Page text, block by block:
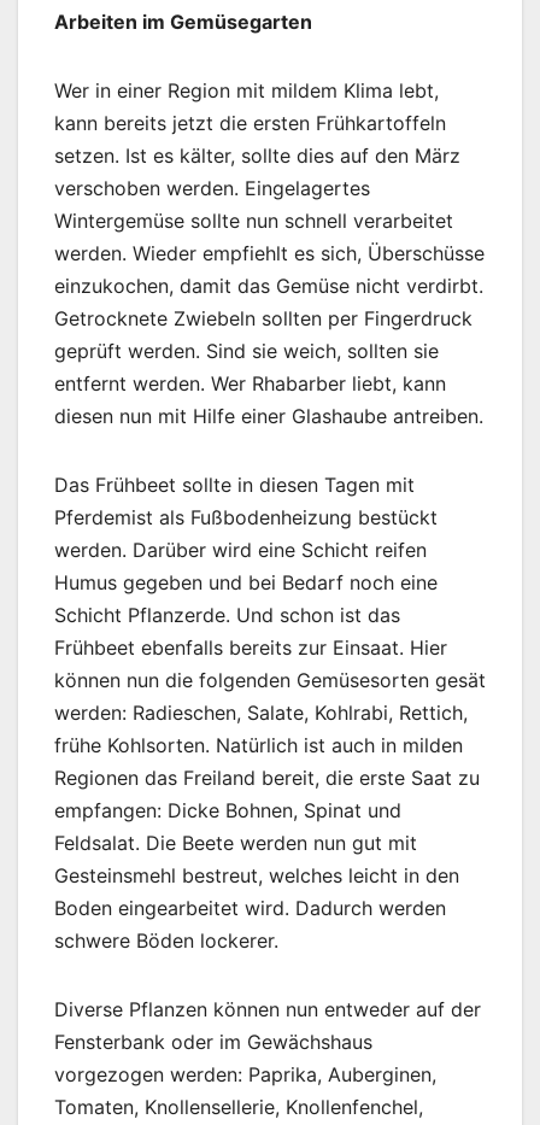
Arbeiten im Gemüsegarten
Wer in einer Region mit mildem Klima lebt,
kann bereits jetzt die ersten Frühkartoffeln
setzen. Ist es kälter, sollte dies auf den März
verschoben werden. Eingelagertes
Wintergemüse sollte nun schnell verarbeitet
werden. Wieder empfiehlt es sich, Überschüsse
einzukochen, damit das Gemüse nicht verdirbt.
Getrocknete Zwiebeln sollten per Fingerdruck
geprüft werden. Sind sie weich, sollten sie
entfernt werden. Wer Rhabarber liebt, kann
diesen nun mit Hilfe einer Glashaube antreiben.
Das Frühbeet sollte in diesen Tagen mit
Pferdemist als Fußbodenheizung bestückt
werden. Darüber wird eine Schicht reifen
Humus gegeben und bei Bedarf noch eine
Schicht Pflanzerde. Und schon ist das
Frühbeet ebenfalls bereits zur Einsaat. Hier
können nun die folgenden Gemüsesorten gesät
werden: Radieschen, Salate, Kohlrabi, Rettich,
frühe Kohlsorten. Natürlich ist auch in milden
Regionen das Freiland bereit, die erste Saat zu
empfangen: Dicke Bohnen, Spinat und
Feldsalat. Die Beete werden nun gut mit
Gesteinsmehl bestreut, welches leicht in den
Boden eingearbeitet wird. Dadurch werden
schwere Böden lockerer.
Diverse Pflanzen können nun entweder auf der
Fensterbank oder im Gewächshaus
vorgezogen werden: Paprika, Auberginen,
Tomaten, Knollensellerie, Knollenfenchel,